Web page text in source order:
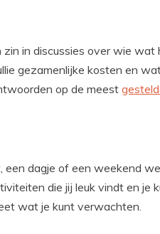
in discussies over wie
gezamenlijke kosten en
op de meest
een dagje of een weekend
die jij leuk vindt en je
wat je kunt verwachten.